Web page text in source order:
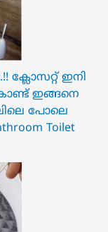
ക്ലോസറ്റ് ഇനി
ഇങ്ങനെ
പോലെ
Toilet